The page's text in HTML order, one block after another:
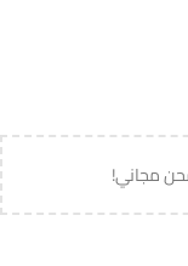
مجاني!